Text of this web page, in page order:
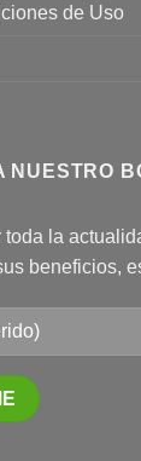
de Uso
NUESTRO
toda la
beneficios,